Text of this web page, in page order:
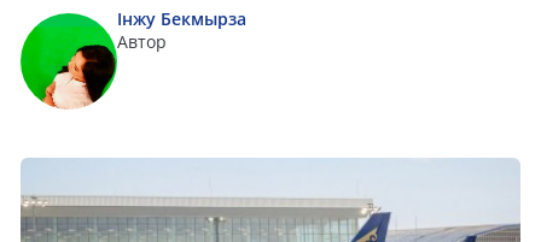
Інжу Бекмырза
Автор